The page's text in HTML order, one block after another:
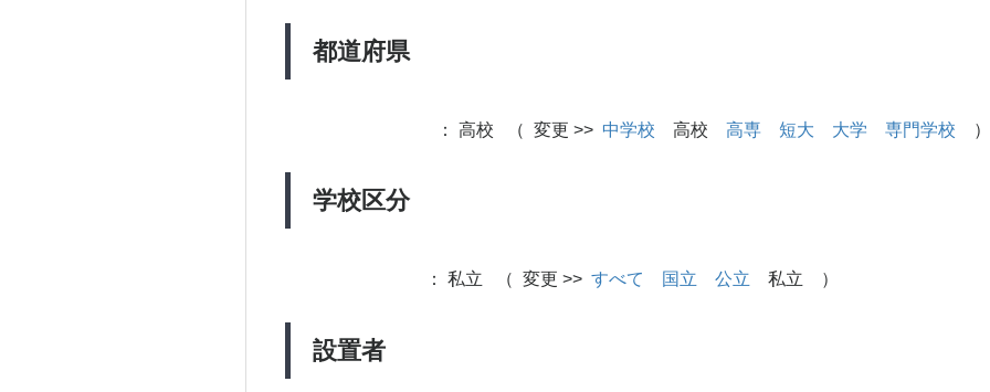
都道府県
学校区分
： 高校 （ 変更 >> 中学校 高校 高専 短大 大学 専門学校 ）
設置者
： 私立 （ 変更 >> すべて 国立 公立 私立 ）